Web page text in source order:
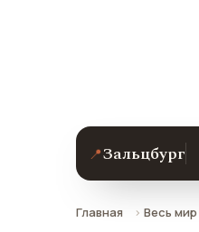
📍Зальцбург
Главная Весь мир